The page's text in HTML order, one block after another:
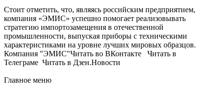
Стоит отметить, что, являясь российским предприятием,
компания «ЭМИС» успешно помогает реализовывать
стратегию импортозамещения в отечественной
промышленности, выпуская приборы с техническими
характеристиками на уровне лучших мировых образцов.
Компания "ЭМИС"Читать во ВКонтакте Читать в
Телеграме Читать в Дзен.Новости
Главное меню